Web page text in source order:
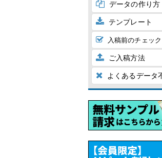
データの作り方
テンプレート
入稿前のチェッ
ご入稿方法
よくあるデータ